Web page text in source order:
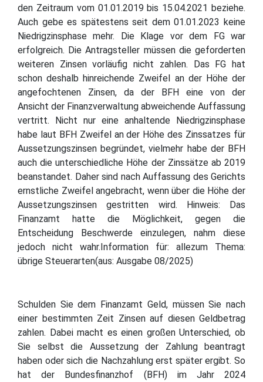
den Zeitraum vom 01.01.2019 bis 15.04.2021 beziehe.
Auch gebe es spätestens seit dem 01.01.2023 keine
Niedrigzinsphase mehr. Die Klage vor dem FG war
erfolgreich. Die Antragsteller müssen die geforderten
weiteren Zinsen vorläufig nicht zahlen. Das FG hat
schon deshalb hinreichende Zweifel an der Höhe der
angefochtenen Zinsen, da der BFH eine von der
Ansicht der Finanzverwaltung abweichende Auffassung
vertritt. Nicht nur eine anhaltende Niedrigzinsphase
habe laut BFH Zweifel an der Höhe des Zinssatzes für
Aussetzungszinsen begründet, vielmehr habe der BFH
auch die unterschiedliche Höhe der Zinssätze ab 2019
beanstandet. Daher sind nach Auffassung des Gerichts
ernstliche Zweifel angebracht, wenn über die Höhe der
Aussetzungszinsen gestritten wird. Hinweis: Das
Finanzamt hatte die Möglichkeit, gegen die
Entscheidung Beschwerde einzulegen, nahm diese
jedoch nicht wahr.Information für: allezum Thema:
übrige Steuerarten(aus: Ausgabe 08/2025)
Schulden Sie dem Finanzamt Geld, müssen Sie nach
einer bestimmten Zeit Zinsen auf diesen Geldbetrag
zahlen. Dabei macht es einen großen Unterschied, ob
Sie selbst die Aussetzung der Zahlung beantragt
haben oder sich die Nachzahlung erst später ergibt. So
hat der Bundesfinanzhof (BFH) im Jahr 2024